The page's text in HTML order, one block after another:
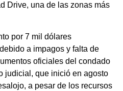
Drive, una de las zonas más
por 7 mil dólares
a impagos y falta de
oficiales del condado
judicial, que inició en agosto
a pesar de los recursos